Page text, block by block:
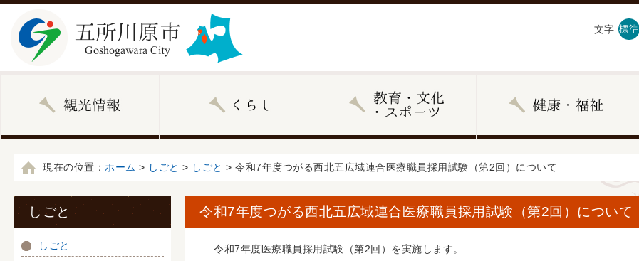
文字 標準
現在の位置： ホーム > しごと > しごと > 令和7年度つがる西北五広域連合医療職員採用試験（第2回）について
令和7年度つがる西北五広域連合医療職員採用試験（第2回）について
令和7年度医療職員採用試験（第2回）を実施します。
しごと
しごと